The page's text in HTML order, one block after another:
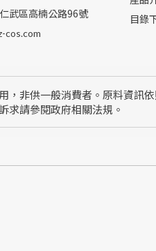
武區高楠公路96號
cos.com
目錄
，非供一般消費者。原料資訊
求請參閱政府相關法規。